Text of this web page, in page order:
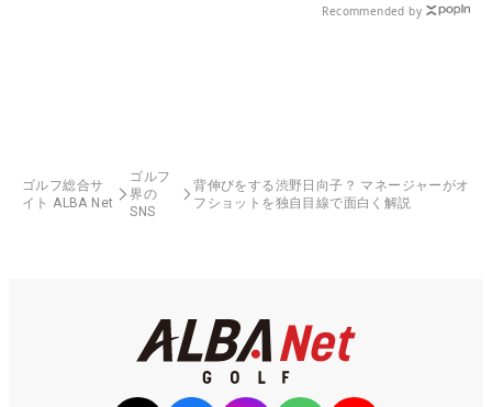
Recommended by
ゴルフ総合サ
イト ALBA Net
ゴルフ
界の
SNS
背伸びをする渋野日向子？ マネージャーがオ
フショットを独自目線で面白く解説